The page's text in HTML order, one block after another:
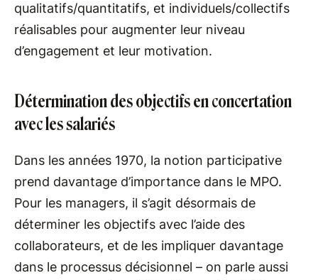
qualitatifs/quantitatifs, et individuels/collectifs
réalisables pour augmenter leur niveau
d’engagement et leur motivation.
Détermination des objectifs en concertation
avec les salariés
Dans les années 1970, la notion participative
prend davantage d’importance dans le MPO.
Pour les managers, il s’agit désormais de
déterminer les objectifs avec l’aide des
collaborateurs, et de les impliquer davantage
dans le processus décisionnel – on parle aussi